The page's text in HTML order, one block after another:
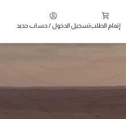
إتمام الطلبتسجيل الدخول / حساب جديد